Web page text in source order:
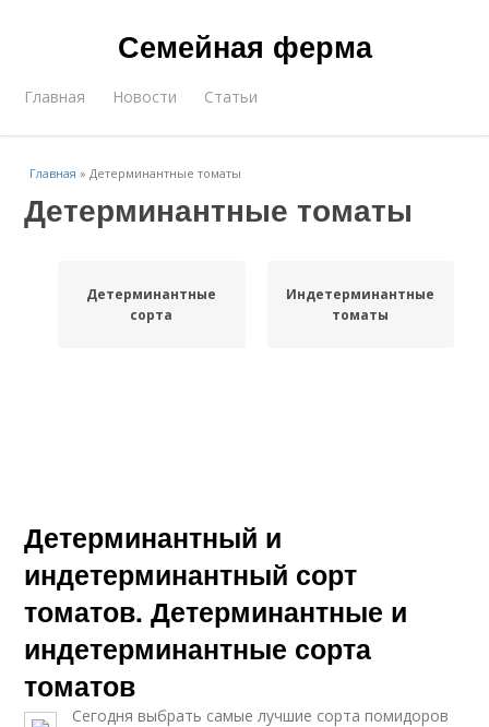
Семейная ферма
Главная Новости Статьи
Главная »Детерминантные томаты
Детерминантные томаты
Детерминантные
сорта
Индетерминантные
томаты
Детерминантный и
индетерминантный сорт
томатов. Детерминантные и
индетерминантные сорта
томатов
Сегодня выбрать самые лучшие сорта помидоров